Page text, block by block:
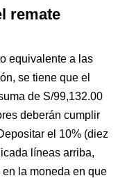
remate
equivalente a las
se tiene que el
de S/99,132.00
deberán cumplir
el 10% (diez
líneas arriba,
la moneda en que